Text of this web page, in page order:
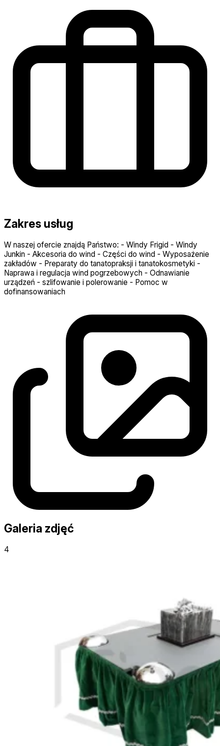
Zakres usług
W naszej ofercie znajdą Państwo: - Windy Frigid - Windy
Junkin - Akcesoria do wind - Części do wind - Wyposażenie
zakładów - Preparaty do tanatopraksji i tanatokosmetyki -
Naprawa i regulacja wind pogrzebowych - Odnawianie
urządzeń - szlifowanie i polerowanie - Pomoc w
dofinansowaniach
Galeria zdjęć
4